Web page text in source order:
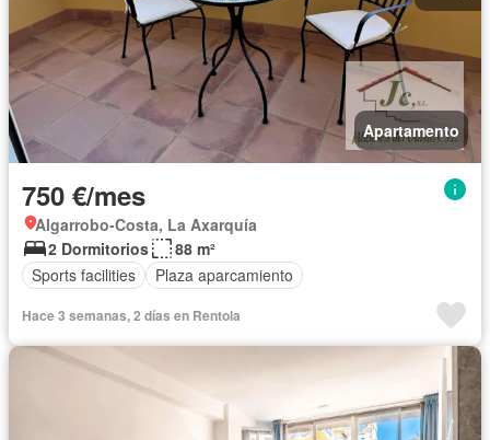
Apartamento
750 €/mes
Algarrobo-Costa, La Axarquía
2 Dormitorios
88 m²
Sports facilities
Plaza aparcamiento
Hace 3 semanas, 2 días en Rentola